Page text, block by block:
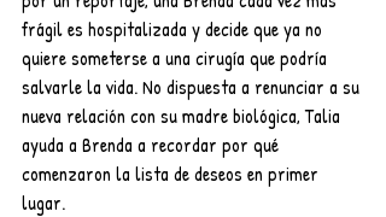
frágil es hospitalizada y decide que ya no
quiere someterse a una cirugía que podría
salvarle la vida. No dispuesta a renunciar a su
nueva relación con su madre biológica, Talia
ayuda a Brenda a recordar por qué
comenzaron la lista de deseos en primer
lugar.